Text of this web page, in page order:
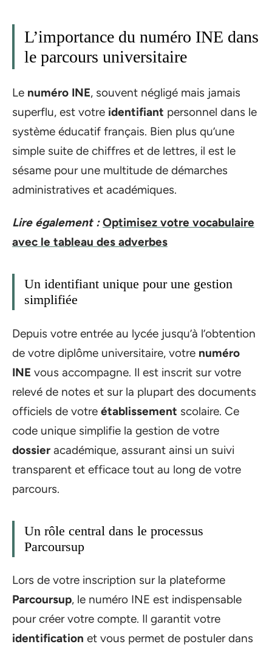
L’importance du numéro INE dans
le parcours universitaire
Le numéro INE, souvent négligé mais jamais
superflu, est votre identifiant personnel dans le
système éducatif français. Bien plus qu’une
simple suite de chiffres et de lettres, il est le
sésame pour une multitude de démarches
administratives et académiques.
Lire également : Optimisez votre vocabulaire
avec le tableau des adverbes
Un identifiant unique pour une gestion
simplifiée
Depuis votre entrée au lycée jusqu’à l’obtention
de votre diplôme universitaire, votre numéro
INE vous accompagne. Il est inscrit sur votre
relevé de notes et sur la plupart des documents
officiels de votre établissement scolaire. Ce
code unique simplifie la gestion de votre
dossier académique, assurant ainsi un suivi
transparent et efficace tout au long de votre
parcours.
Un rôle central dans le processus
Parcoursup
Lors de votre inscription sur la plateforme
Parcoursup, le numéro INE est indispensable
pour créer votre compte. Il garantit votre
identification et vous permet de postuler dans